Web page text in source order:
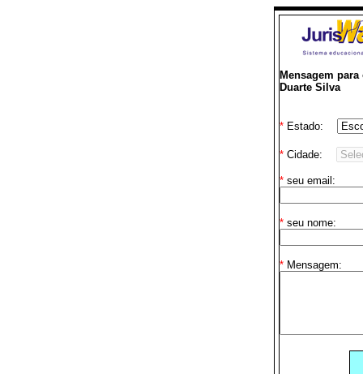
Mensagem
Duarte Silva
*Estado:
*Cidade:
*seu email:
*seu nome:
*Mensagem: